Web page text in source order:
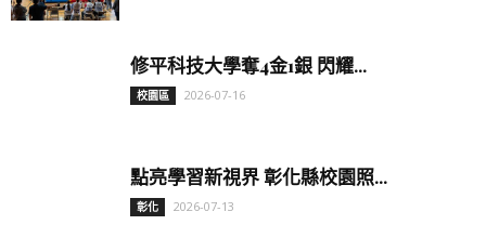
修平科技大學奪4金1銀 閃耀...
校園區 2026-07-16
點亮學習新視界 彰化縣校園照...
彰化 2026-07-13